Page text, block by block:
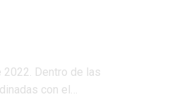
Dentro de las
con el…